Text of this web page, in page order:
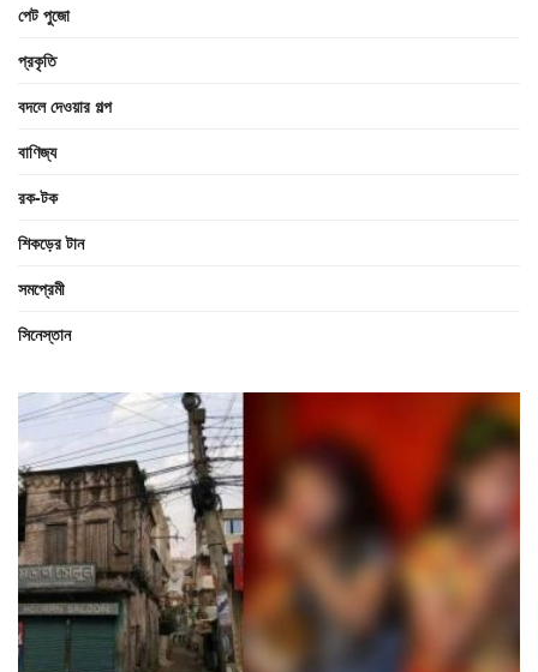
পেট পুজো
প্রকৃতি
বদলে দেওয়ার গল্প
বাণিজ্য
রক-টক
শিকড়ের টান
সমপ্রেমী
সিনেস্তান